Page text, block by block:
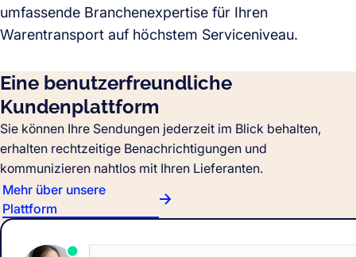
umfassende Branchenexpertise für Ihren
Warentransport auf höchstem Serviceniveau.
Eine benutzerfreundliche
Kundenplattform
Sie können Ihre Sendungen jederzeit im Blick behalten,
erhalten rechtzeitige Benachrichtigungen und
kommunizieren nahtlos mit Ihren Lieferanten.
Mehr über unsere
Plattform